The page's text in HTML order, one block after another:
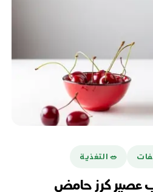
🥗 التغذية
عصير كرز حامض